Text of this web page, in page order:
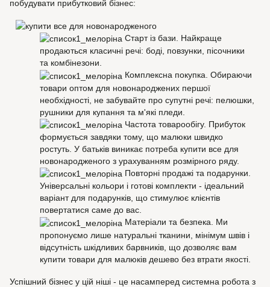
побудувати прибутковий бізнес:
Старт із бази. Найкраще
продаються класичні речі: боді, повзунки, пісочники
та комбінезони.
Комплексна покупка. Обираючи
товари оптом для новонароджених першої
необхідності, не забувайте про супутні речі: пелюшки,
рушники для купання та м'які пледи.
Частота товарообігу. Прибуток
формується завдяки тому, що малюки швидко
ростуть. У батьків виникає потреба купити все для
новонародженого з урахуванням розмірного ряду.
Повторні продажі та подарунки.
Універсальні кольори і готові комплекти - ідеальний
варіант для подарунків, що стимулює клієнтів
повертатися саме до вас.
Матеріали та безпека. Ми
пропонуємо лише натуральні тканини, мінімум швів і
відсутність шкідливих барвників, що дозволяє вам
купити товари для малюків дешево без втрати якості.
Успішний бізнес у цій ніші - це насамперед системна робота з